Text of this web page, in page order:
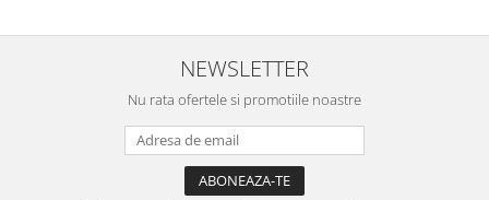
NEWSLETTER
Nu rata ofertele si promotiile noastre